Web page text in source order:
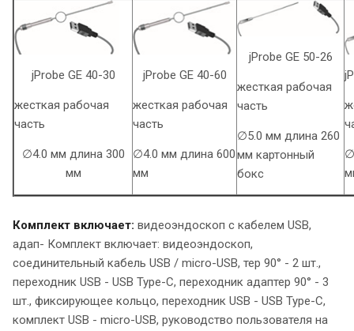
jProbe GE 40-30
жесткая рабочая
часть
∅4.0 мм длина 300
мм
jProbe GE 40-60
жесткая рабочая
часть
∅4.0 мм длина 600
мм
jProbe GE 50-26
жесткая рабочая
часть
∅5.0 мм длина 260
мм картонный
бокс
Комплект включает: видеоэндоскоп с кабелем USB,
адап- Комплект включает: видеоэндоскоп,
соединительный кабель USB / micro-USB, тер 90° - 2 шт.,
переходник USB - USB Type-C, переходник адаптер 90° - 3
шт., фиксирующее кольцо, переходник USB - USB Type-C,
комплект USB - micro-USB, руководство пользователя на